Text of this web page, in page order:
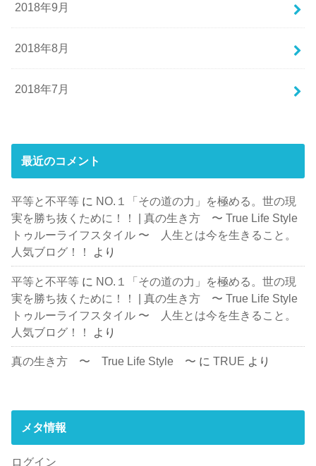
2018年9月
2018年8月
2018年7月
最近のコメント
平等と不平等 に NO.１「その道の力」を極める。世の現
実を勝ち抜くために！！ | 真の生き方 〜 True Life Style
トゥルーライフスタイル 〜 人生とは今を生きること。
人気ブログ！！
より
平等と不平等 に NO.１「その道の力」を極める。世の現
実を勝ち抜くために！！ | 真の生き方 〜 True Life Style
トゥルーライフスタイル 〜 人生とは今を生きること。
人気ブログ！！
より
真の生き方 〜 True Life Style 〜 にTRUE より
メタ情報
ログイン